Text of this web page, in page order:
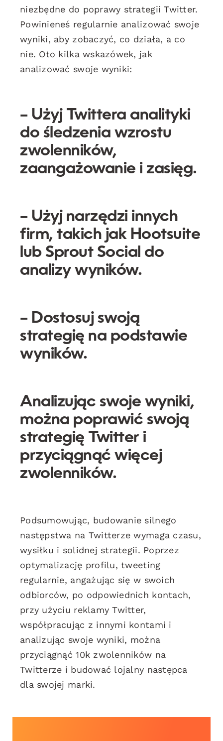
niezbędne do poprawy strategii Twitter.
Powinieneś regularnie analizować swoje
wyniki, aby zobaczyć, co działa, a co
nie. Oto kilka wskazówek, jak
analizować swoje wyniki:
– Użyj Twittera analityki
do śledzenia wzrostu
zwolenników,
zaangażowanie i zasięg.
– Użyj narzędzi innych
firm, takich jak Hootsuite
lub Sprout Social do
analizy wyników.
– Dostosuj swoją
strategię na podstawie
wyników.
Analizując swoje wyniki,
można poprawić swoją
strategię Twitter i
przyciągnąć więcej
zwolenników.
Podsumowując, budowanie silnego
następstwa na Twitterze wymaga czasu,
wysiłku i solidnej strategii. Poprzez
optymalizację profilu, tweeting
regularnie, angażując się w swoich
odbiorców, po odpowiednich kontach,
przy użyciu reklamy Twitter,
współpracując z innymi kontami i
analizując swoje wyniki, można
przyciągnąć 10k zwolenników na
Twitterze i budować lojalny następca
dla swojej marki.